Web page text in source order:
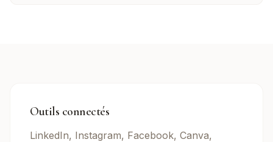
Outils connectés
LinkedIn, Instagram, Facebook, Canva,